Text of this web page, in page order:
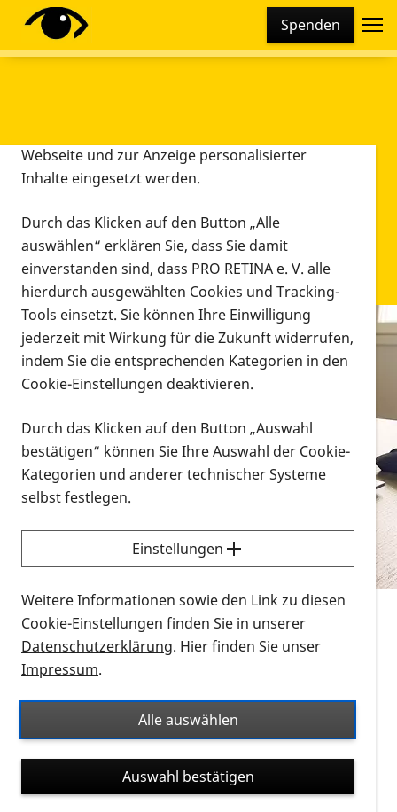
Spenden
Infomaterial
Infomaterial
Vorlesen
Alle Infomaterialien in verschiedenen
Formaten an einem Ort
Sie möchten wissen, wie Sie nach Infonmaterial
suchen und dieses bestellen bzw. herunterladen
können? Schauen Sie sich dieErklärvideos zum
Thema Infomaterial auf der PRO RETINA-Website
für blinde und sehbehinderte Menschen an.
Auf dieser Seite finden Sie sämtliches Infomaterial
Ort. Nutzen Sie den Formatfilter, um ausschließlich
nach Flyern und Broschüren, Audios oder Videos zu
suchen. Die meisten Flyer und Broschüren werden in
verschiedenen Formaten angeboten: zur
postalischen Bestellung als gedruckte Variante
Diese Webseite setzt verschiedene Cookies und
Tracking-Tools ein. Dies beinhaltet Cookies und
Webseite und zur Anzeige personalisierter
Inhalte eingesetzt werden.
Durch das Klicken auf den Button „Alle
auswählen“ erklären Sie, dass Sie damit
einverstanden sind, dass PRO RETINA e. V. alle
hierdurch ausgewählten Cookies und Tracking-
Tools einsetzt. Sie können Ihre Einwilligung
jederzeit mit Wirkung für die Zukunft widerrufen,
indem Sie die entsprechenden Kategorien in den
Cookie-Einstellungen deaktivieren.
Durch das Klicken auf den Button „Auswahl
bestätigen“ können Sie Ihre Auswahl der Cookie-
Kategorien und anderer technischer Systeme
selbst festlegen.
Einstellungen
Weitere Informationen sowie den Link zu diesen
Cookie-Einstellungen finden Sie in unserer
Datenschutzerklärung. Hier finden Sie unser
Impressum.
Alle auswählen
Auswahl bestätigen